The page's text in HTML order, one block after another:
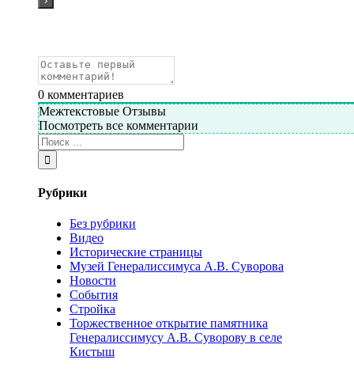
0 комментариев
Межтекстовые Отзывы
Посмотреть все комментарии
Рубрики
Без рубрики
Видео
Исторические страницы
Музей Генералиссимуса А.В. Суворова
Новости
События
Стройка
Торжественное открытие памятника
Генералиссимусу А.В. Суворову в селе
Кистыш